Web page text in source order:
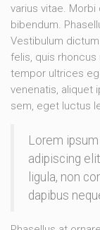
varius vitae.
bibendum.
Vestibulum
felis, quis
tempor ultrices
venenatis, aliquet
sem, eget luctus
Lorem
adipiscing
ligula, non
dapibus